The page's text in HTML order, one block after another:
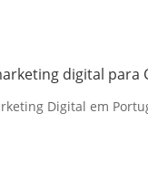
digital para
Digital em